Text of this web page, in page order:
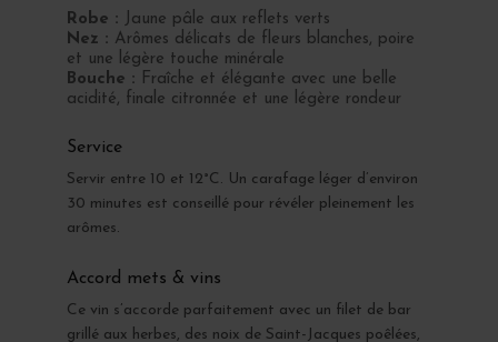
Robe : Jaune pâle aux reflets verts
Nez : Arômes délicats de fleurs blanches, poire
et une légère touche minérale
Bouche : Fraîche et élégante avec une belle
acidité, finale citronnée et une légère rondeur
Service
Servir entre 10 et 12°C. Un carafage léger d’environ
30 minutes est conseillé pour révéler pleinement les
arômes.
Accord mets & vins
Ce vin s’accorde parfaitement avec un filet de bar
grillé aux herbes, des noix de Saint-Jacques poêlées,